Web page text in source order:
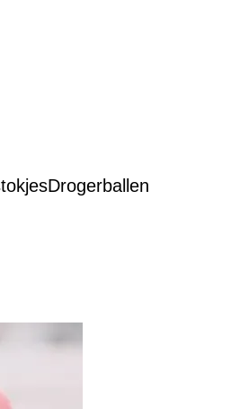
Drogerballen